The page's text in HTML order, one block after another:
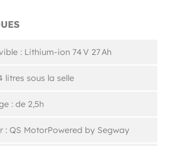
: Lithium-ion74 V 27 Ah
litres sous la selle
: de 2,5h
: QS MotorPowered by Segway